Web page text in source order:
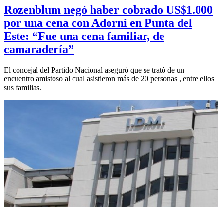
Rozenblum negó haber cobrado US$1.000
por una cena con Adorni en Punta del
Este: “Fue una cena familiar, de
camaradería”
El concejal del Partido Nacional aseguró que se trató de un
encuentro amistoso al cual asistieron más de 20 personas , entre ellos
sus familias.